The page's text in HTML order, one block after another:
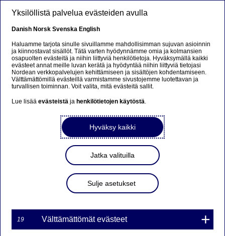
Beklager...
Siden findes desværre ikke på dansk
Bliv på siden|Fortsæt til en relateret side på dansk
Nordea ostaa Topdanmark
Livsforsikringin
Lehdistötiedote | 18-03-2022 08:01
Yksilöllistä palvelua evästeiden avulla
Danish Norsk Svenska English
Haluamme tarjota sinulle sivuillamme mahdollisimman sujuvan asioinnin
ja kiinnostavat sisällöt. Tätä varten hyödynnämme omia ja kolmansien
osapuolten evästeitä ja niihin liittyviä henkilötietoja. Hyväksymällä kaikki
evästeet annat meille luvan kerätä ja hyödyntää niihin liittyviä tietojasi
Nordean verkkopalvelujen kehittämiseen ja sisältöjen kohdentamiseen.
Välttämättömillä evästeillä varmistamme sivustojemme luotettavan ja
turvallisen toiminnan. Voit valita, mitä evästeitä sallit.
Lue lisääevästeistä ja henkilötietojen käytöstä.
Hyväksy kaikki
Jatka valituilla
Sulje asetukset
19 Välttämättömät evästeet